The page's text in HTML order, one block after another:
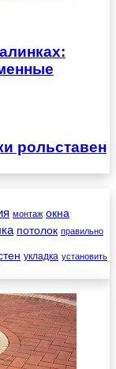
рольставен
монтаж окна
потолок правильно
укладка установить